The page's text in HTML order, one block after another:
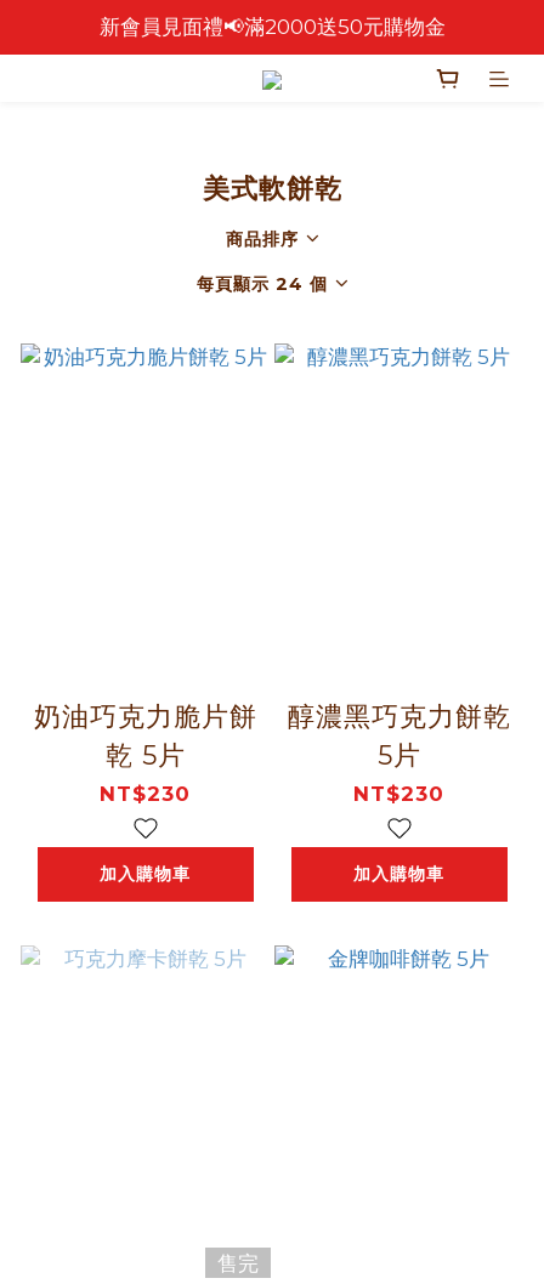
🎉 2026 中秋早鳥優惠中 🎉
新會員見面禮📢滿2000送50元購物金
🎉零售餅乾買4包 送 紅色卡扣鐵盒乙個！🎁
美式軟餅乾
商品排序
每頁顯示 24 個
奶油巧克力脆片餅
乾 5片
NT$230
加入購物車
醇濃黑巧克力餅乾
5片
NT$230
加入購物車
售完